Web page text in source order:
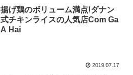
揚げ鶏のボリューム満点!ダナン
式チキンライスの人気店Com Ga
A Hai
2019.07.17